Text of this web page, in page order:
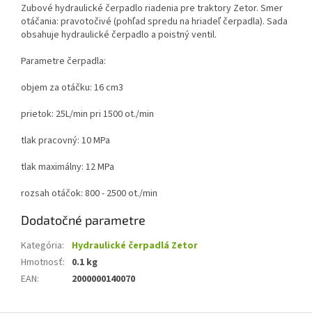
Zubové hydraulické čerpadlo riadenia pre traktory Zetor. Smer
otáčania: pravotočivé (pohľad spredu na hriadeľ čerpadla). Sada
obsahuje hydraulické čerpadlo a poistný ventil.
Parametre čerpadla:
objem za otáčku: 16 cm3
prietok: 25L/min pri 1500 ot./min
tlak pracovný: 10 MPa
tlak maximálny: 12 MPa
rozsah otáčok: 800 - 2500 ot./min
Dodatočné parametre
Kategória:
Hydraulické čerpadlá Zetor
Hmotnosť: 0.1 kg
EAN: 2000000140070